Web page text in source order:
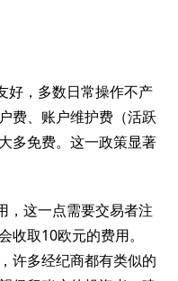
好，多数日常操作不产
费、账户维护费（活跃
多免费。这一政策显著
，这一点需要交易者注
收取10欧元的费用。
许多经纪商都有类似的